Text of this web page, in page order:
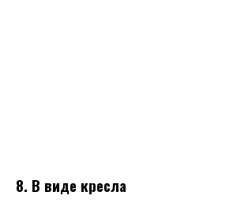
8. В виде кресла